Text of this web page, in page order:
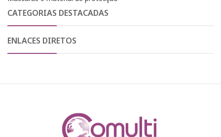
CATEGORIAS DESTACADAS
ENLACES DIRETOS